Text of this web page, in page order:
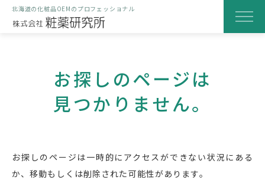
北海道の化粧品OEMのプロフェッショナル
当社の特徴
研究・開発の取り組み
製品化までの流れ
お探しのページは
見つかりません。
お探しのページは一時的にアクセスができない状況にある
か、移動もしくは削除された可能性があります。